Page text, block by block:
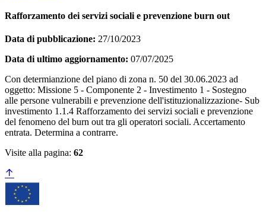
Rafforzamento dei servizi sociali e prevenzione burn out
Data di pubblicazione: 27/10/2023
Data di ultimo aggiornamento: 07/07/2025
Con determianzione del piano di zona n. 50 del 30.06.2023 ad
oggetto: Missione 5 - Componente 2 - Investimento 1 - Sostegno
alle persone vulnerabili e prevenzione dell'istituzionalizzazione- Sub
investimento 1.1.4 Rafforzamento dei servizi sociali e prevenzione
del fenomeno del burn out tra gli operatori sociali. Accertamento
entrata. Determina a contrarre.
Visite alla pagina: 62